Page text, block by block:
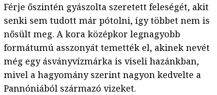
Férje őszintén gyászolta szeretett feleségét, akit
senki sem tudott már pótolni, így többet nem is
nősült meg. A kora középkor legnagyobb
formátumú asszonyát temették el, akinek nevét
még egy ásványvízmárka is viseli hazánkban,
mivel a hagyomány szerint nagyon kedvelte a
Pannóniából származó vizeket.